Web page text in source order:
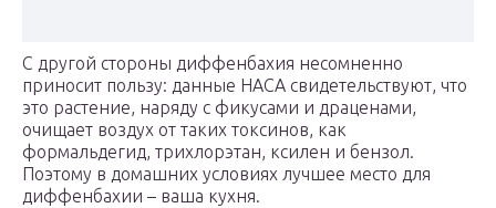
С другой стороны диффенбахия несомненно
приносит пользу: данные НАСА свидетельствуют, что
это растение, наряду с фикусами и драценами,
очищает воздух от таких токсинов, как
формальдегид, трихлорэтан, ксилен и бензол.
Поэтому в домашних условиях лучшее место для
диффенбахии – ваша кухня.